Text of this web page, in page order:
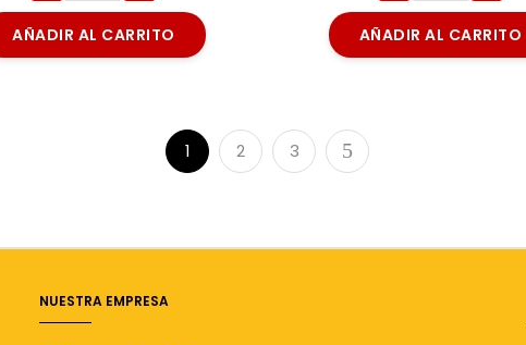
AÑADIR AL CARRITO AÑADIR AL CARRITO
1 2 3
NUESTRA EMPRESA